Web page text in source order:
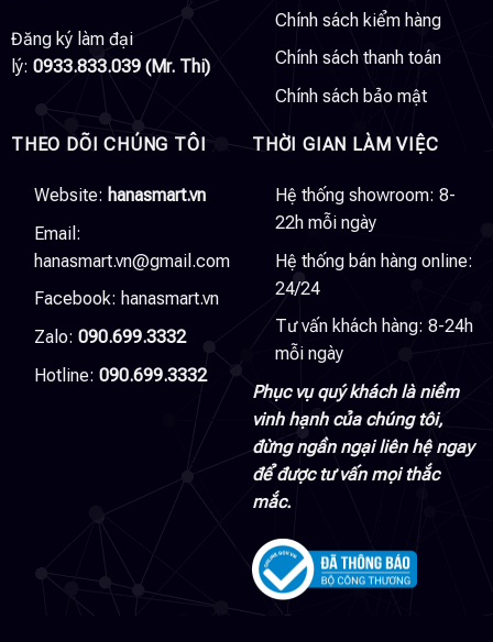
Đăng ký làm đại
lý: 0933.833.039 (Mr. Thi)
Chính sách kiểm hàng
Chính sách thanh toán
Chính sách bảo mật
THEO DÕI CHÚNG TÔI
Website: hanasmart.vn
Email:
hanasmart.vn@gmail.com
Facebook: hanasmart.vn
Zalo: 090.699.3332
Hotline: 090.699.3332
THỜI GIAN LÀM VIỆC
Hệ thống showroom: 8-
22h mỗi ngày
Hệ thống bán hàng online:
24/24
Tư vấn khách hàng: 8-24h
mỗi ngày
Phục vụ quý khách là niềm
vinh hạnh của chúng tôi,
đừng ngần ngại liên hệ ngay
để được tư vấn mọi thắc
mắc.